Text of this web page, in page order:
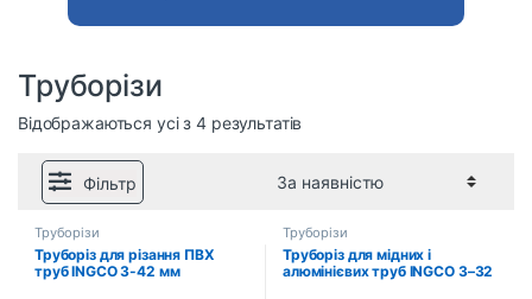
Труборізи
Відображаються усі з 4 результатів
Фільтр
Труборізи
Труборіз для різання ПВХ
труб INGCO 3-42 мм
Труборізи
Труборіз для мідних і
алюмінієвих труб INGCO 3–32